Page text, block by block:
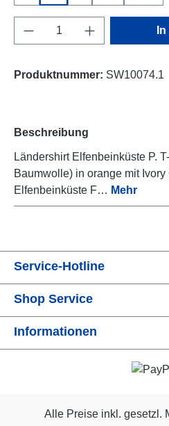
Produkt Anzahl: Gib
Produktnummer: SW10074.1
Beschreibung
Ländershirt Elfenbeinküste P.
Baumwolle) in orange mit
Elfenbeinküste F… Mehr
Service-Hotline
Shop Service
Informationen
Alle Preise inkl. gesetzl.